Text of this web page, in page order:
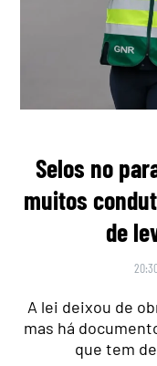
Selos no
muitos
de
A lei deixou de
mas há
que tem